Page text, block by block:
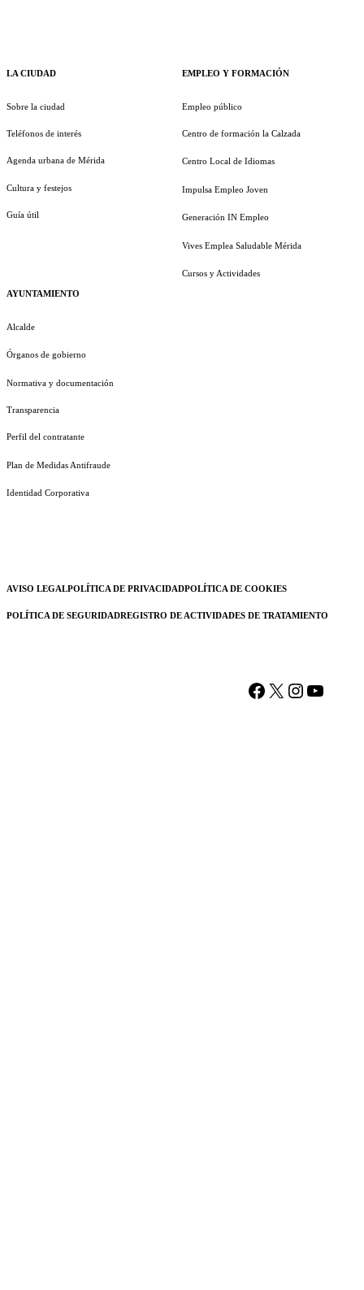
LA CIUDAD
Sobre la ciudad
Teléfonos de interés
Agenda urbana de Mérida
Cultura y festejos
Guía útil
AYUNTAMIENTO
Alcalde
Órganos de gobierno
Normativa y documentación
Transparencia
Perfil del contratante
Plan de Medidas Antifraude
Identidad Corporativa
EMPLEO Y FORMACIÓN
Empleo público
Centro de formación la Calzada
Centro Local de Idiomas
Impulsa Empleo Joven
Generación IN Empleo
Vives Emplea Saludable Mérida
Cursos y Actividades
AVISO LEGALPOLÍTICA DE PRIVACIDADPOLÍTICA DE COOKIES
POLÍTICA DE SEGURIDADREGISTRO DE ACTIVIDADES DE TRATAMIENTO
Facebook
X Instagram